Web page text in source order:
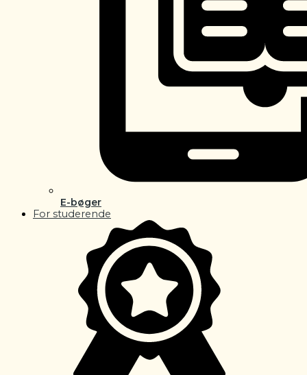
E-bøger
For studerende